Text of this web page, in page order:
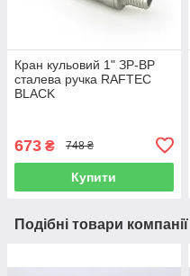
Кран кульовий 1" ЗР-ВР
сталева ручка RAFTEC
BLACK
673 ₴ 748 ₴
Купити
Подібні товари компанії